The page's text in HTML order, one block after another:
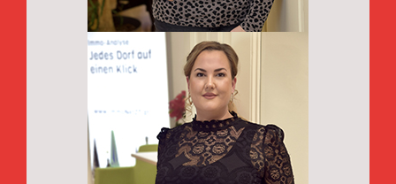
Katrin Wagner
Project Team